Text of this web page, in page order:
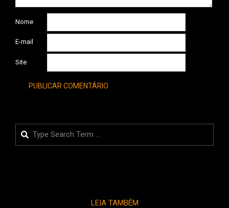
Nome
E-mail
Site
LEIA TAMBÉM